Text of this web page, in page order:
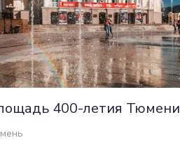
400-летия Тюмени